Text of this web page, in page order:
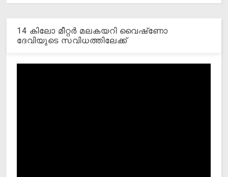
14 കിലോ മീറ്റര്‍ മലകയറി വൈഷ്‌ണോ
ദേവിയുടെ സവിധത്തിലേക്ക്